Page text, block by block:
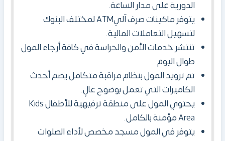
الدورية على مدار الساعة.
يتوفر ماكينات صرف آليATM لمختلف البنوك
لتسهيل التعاملات المالية.
تنتشر خدمات الأمن والحراسة في كافة أرجاءالمول
طوال اليوم.
تم تزويد المول بنظام مراقبة متكامل يضم أحدث
الكاميرات التي تعمل بوضوح عالٍ.
يحتوي المول على منطقة ترفيهية للأطفال Kids
Area مؤمنة بالكامل.
يتوفر في المولمسجد مخصص لأداء الصلوات